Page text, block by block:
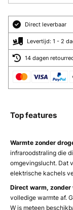
Direct leverbaar
Levertijd: 1 - 2
14 dagen
Top features
Warmte zonder
infraroodstraling die
omgevingslucht. Dat
elektrische kachels
Direct warm, zonder
volledige warmte af.
W is meteen